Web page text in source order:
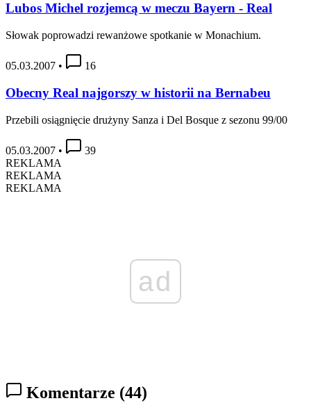
Lubos Michel rozjemcą w meczu Bayern - Real
Słowak poprowadzi rewanżowe spotkanie w Monachium.
05.03.2007 • 16
Obecny Real najgorszy w historii na Bernabeu
Przebili osiągnięcie drużyny Sanza i Del Bosque z sezonu 99/00
05.03.2007 •
39
REKLAMA
REKLAMA
REKLAMA
ad
Komentarze (44)